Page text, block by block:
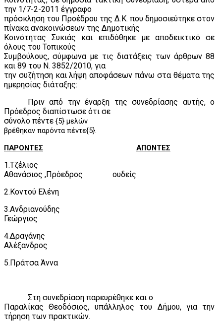
την 1/7-2-2011 έγγραφο
πρόσκληση του Προέδρου της Δ.Κ. που δημοσιεύτηκε στον
πίνακα ανακοινώσεων της Δημοτικής
Κοινότητας Συκιάς και επιδόθηκε με αποδεικτικό σε
όλους του Τοπικούς
Συμβούλους, σύμφωνα με τις διατάξεις των άρθρων 88
και 89 του Ν. 3852/2010, για
την συζήτηση και λήψη αποφάσεων πάνω στα θέματα της
ημερησίας διάταξης:
Πριν από την έναρξη της συνεδρίασης αυτής, ο
Πρόεδρος διαπίστωσε ότι σε
σύνολο πέντε {5} μελών
βρέθηκαν παρόντα πέντε{5}.
ΠΑΡΟΝΤΕΣ
ΑΠΟΝΤΕΣ
1.Τζέλιος
Αθανάσιος ,Πρόεδρος
ουδείς
2.Κοντού Ελένη
3.Ανδριανούδης
Γεώργιος
4.Δραγάνης
Αλέξανδρος
5.Πράτσα Άννα
Στη συνεδρίαση παρευρέθηκε και ο
Παραλίκας Θεοδόσιος, υπάλληλος του Δήμου, για την
τήρηση των πρακτικών.